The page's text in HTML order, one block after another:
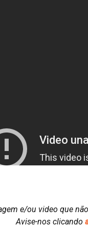
e/ou video que
Avise-nos clicando